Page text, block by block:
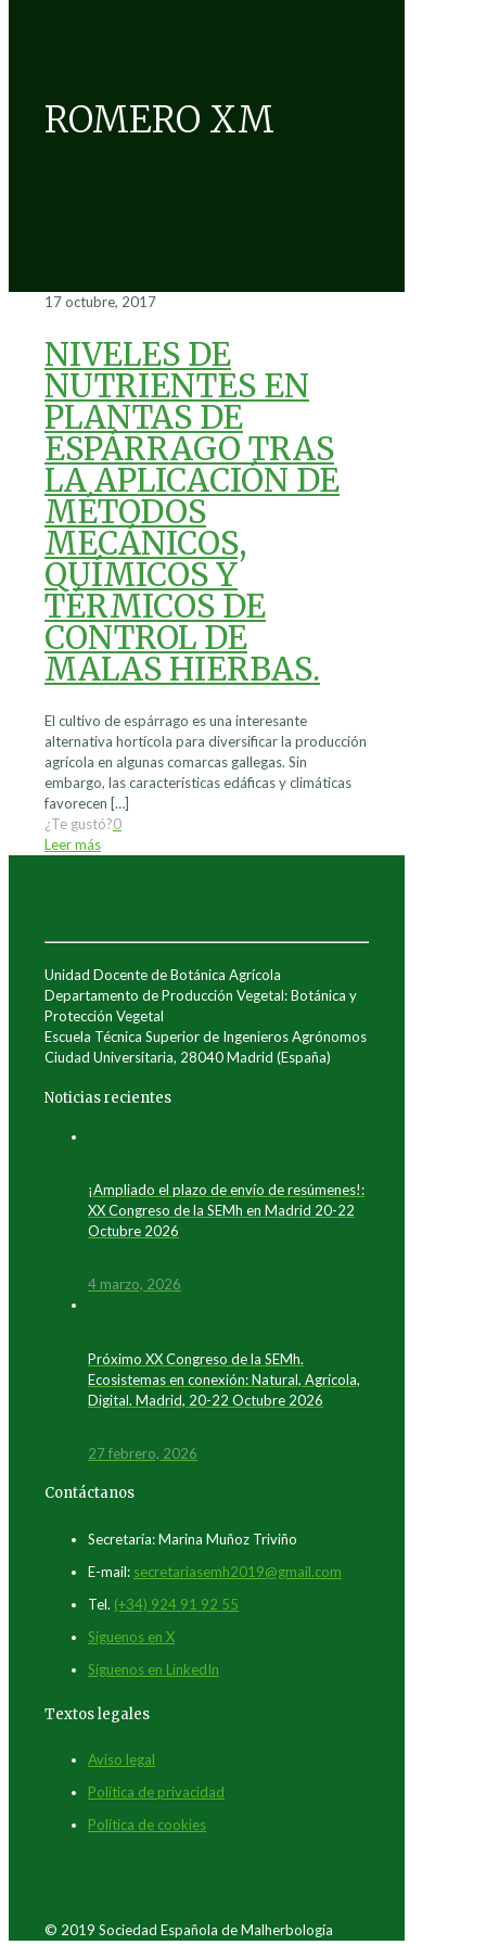
ROMERO XM
17 octubre, 2017
NIVELES DE
NUTRIENTES EN
PLANTAS DE
ESPÁRRAGO TRAS
LA APLICACIÓN DE
MÉTODOS
MECÁNICOS,
QUÍMICOS Y
TÉRMICOS DE
CONTROL DE
MALAS HIERBAS.
El cultivo de espárrago es una interesante
alternativa hortícola para diversificar la producción
agrícola en algunas comarcas gallegas. Sin
embargo, las características edáficas y climáticas
favorecen […]
¿Te gustó?0
Leer más
Unidad Docente de Botánica Agrícola
Departamento de Producción Vegetal: Botánica y
Protección Vegetal
Escuela Técnica Superior de Ingenieros Agrónomos
Ciudad Universitaria, 28040 Madrid (España)
Noticias recientes
¡Ampliado el plazo de envío de resúmenes!:
XX Congreso de la SEMh en Madrid 20-22
Octubre 2026
4 marzo, 2026
Próximo XX Congreso de la SEMh.
Ecosistemas en conexión: Natural, Agrícola,
Digital. Madrid, 20-22 Octubre 2026
27 febrero, 2026
Contáctanos
Secretaría: Marina Muñoz Triviño
E-mail: secretariasemh2019@gmail.com
Tel. (+34) 924 91 92 55
Síguenos en X
Síguenos en LinkedIn
Textos legales
Aviso legal
Política de privacidad
Política de cookies
© 2019 Sociedad Española de Malherbología